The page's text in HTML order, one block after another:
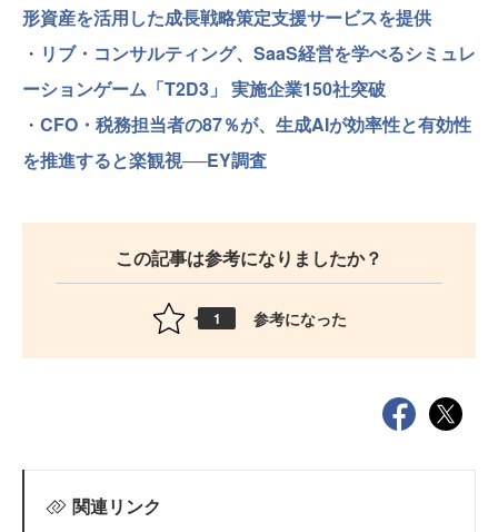
形資産を活用した成長戦略策定支援サービスを提供
・ リブ・コンサルティング、SaaS経営を学べるシミュレ
ーションゲーム「T2D3」 実施企業150社突破
・ CFO・税務担当者の87％が、生成AIが効率性と有効性
を推進すると楽観視──EY調査
この記事は参考になりましたか？
1 参考になった
関連リンク